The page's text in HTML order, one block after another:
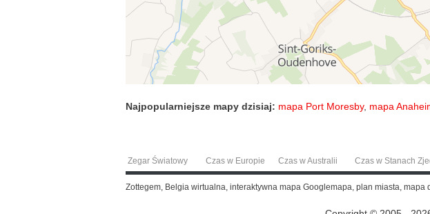
Najpopularniejsze mapy dzisiaj: mapa Port Moresby, mapa
Zegar Światowy Czas w Europie Czas w Australii Czas w Stanach
Zottegem, Belgia wirtualna, interaktywna mapa Googlemapa, plan miasta,